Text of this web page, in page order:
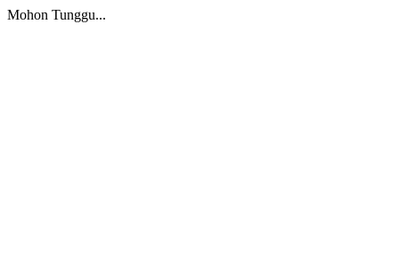
Mohon Tunggu...